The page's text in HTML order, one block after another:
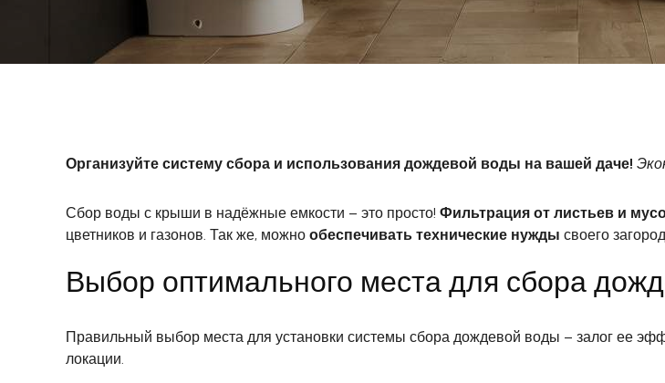
Организуйте систему сбора и использования дождевой воды на вашей даче!
Сбор воды с крыши в надёжные емкости – это просто! Фильтрация от листьев и
цветников и газонов. Так же, можно обеспечивать технические нужды своего
Выбор оптимального места для сбора
Правильный выбор места для установки системы сбора дождевой воды – залог ее
локации.